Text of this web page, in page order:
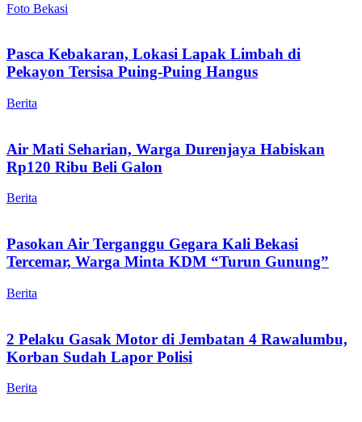
Foto Bekasi
Pasca Kebakaran, Lokasi Lapak Limbah di
Pekayon Tersisa Puing-Puing Hangus
Berita
Air Mati Seharian, Warga Durenjaya Habiskan
Rp120 Ribu Beli Galon
Berita
Pasokan Air Terganggu Gegara Kali Bekasi
Tercemar, Warga Minta KDM “Turun Gunung”
Berita
2 Pelaku Gasak Motor di Jembatan 4 Rawalumbu,
Korban Sudah Lapor Polisi
Berita